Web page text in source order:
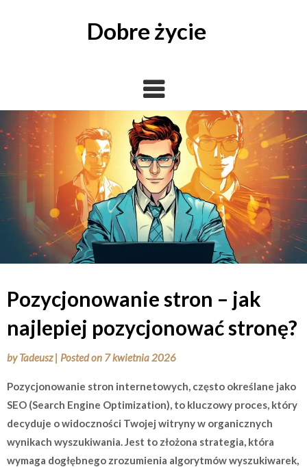
Dobre życie
Pozycjonowanie stron – jak
najlepiej pozycjonować stronę?
byTadeusz | Posted on 7 kwietnia 2026
Pozycjonowanie stron internetowych, często określane jako
SEO (Search Engine Optimization), to kluczowy proces, który
decyduje o widoczności Twojej witryny w organicznych
wynikach wyszukiwania. Jest to złożona strategia, która
wymaga dogłębnego zrozumienia algorytmów wyszukiwarek,